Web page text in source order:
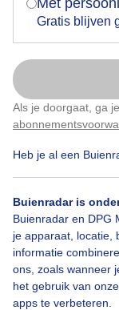
Met
Gratis blijven
Als je doorgaat, ga
Heb je al een
Buienradar is
Buienradar en DPG
je apparaat, locatie,
informatie
ons, zoals wanneer
het gebruik van
apps te verbeteren.
Populaire
Lente
Zomer
Over
Veelgestelde
Contact
Klik